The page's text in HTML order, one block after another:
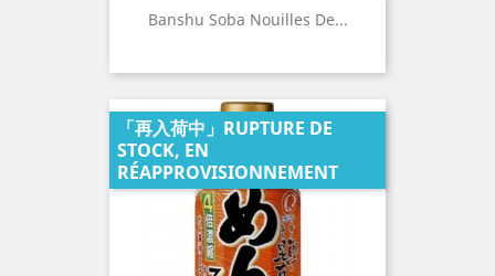
Banshu Soba Nouilles De...
「再入荷中」RUPTURE DE
STOCK, EN
RÉAPPROVISIONNEMENT